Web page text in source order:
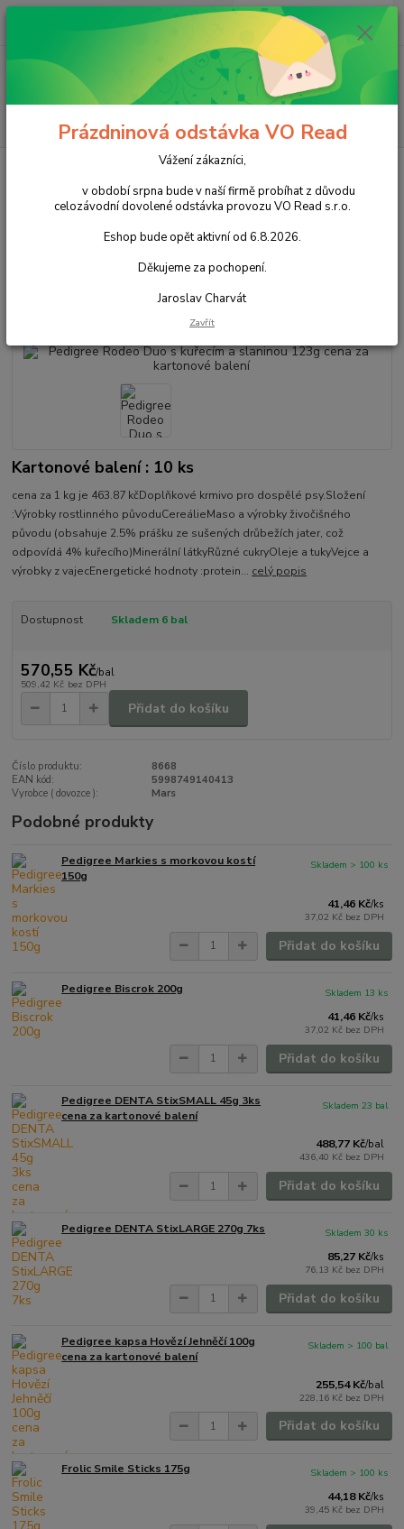
Po - Pá 8 - 14h
ks
za 0,00 Kč
Pro psy
Pedigree Rodeo Duo s kuřecím a
slaninou 123g cena za kartonové balení
Pedigree Rodeo Duo s kuřecím a
slaninou 123g cena za kartonové
Kartonové balení : 10 ks
cena za 1 kg je 463.87 kčDoplňkové krmivo pro dospělé psy.Složení
:Výrobky rostlinného původuCereálieMaso a výrobky živočišného
původu (obsahuje 2.5% prášku ze sušených drůbežích jater, což
odpovídá 4% kuřecího)Minerální látkyRůzné cukryOleje a tukyVejce a
výrobky z vajecEnergetické hodnoty :protein... celý popis
Dostupnost Skladem 6 bal
570,55 Kč/bal
509,42 Kč bez DPH
Přidat do košíku
Číslo produktu:
8668
EAN kód:
5998749140413
Vyrobce ( dovozce ):
Mars
Podobné produkty
Pedigree Markies s morkovou kostí
150g
41,46 Kč/ks
37,02 Kč bez DPH
Skladem > 100 ks
Přidat do košíku
Pedigree Biscrok 200g
41,46 Kč/ks
37,02 Kč bez DPH
Skladem 13 ks
Přidat do košíku
Pedigree DENTA StixSMALL 45g 3ks
cena za kartonové balení
488,77 Kč/bal
436,40 Kč bez DPH
Skladem 23 bal
Přidat do košíku
Pedigree DENTA StixLARGE 270g 7ks
85,27 Kč/ks
76,13 Kč bez DPH
Skladem 30 ks
Přidat do košíku
Pedigree kapsa Hovězí Jehněčí 100g
cena za kartonové balení
255,54 Kč/bal
228,16 Kč bez DPH
Skladem > 100 bal
Přidat do košíku
Frolic Smile Sticks 175g
44,18 Kč/ks
39,45 Kč bez DPH
Skladem > 100 ks
Prázdninová odstávka VO Read
Vážení zákazníci,
v období srpna bude v naší firmě probíhat z důvodu
celozávodní dovolené odstávka provozu VO Read s.r.o.
Eshop bude opět aktivní od 6.8.2026.
Děkujeme za pochopení.
Jaroslav Charvát
Zavřít